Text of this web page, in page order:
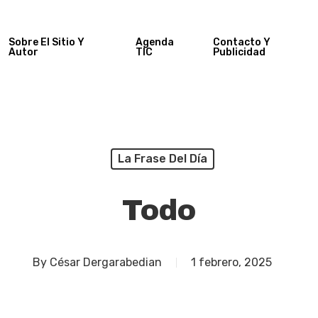
Sobre El Sitio Y
Autor
Agenda
TIC
Contacto Y
Publicidad
La Frase Del Día
Todo
By César Dergarabedian 1 febrero, 2025